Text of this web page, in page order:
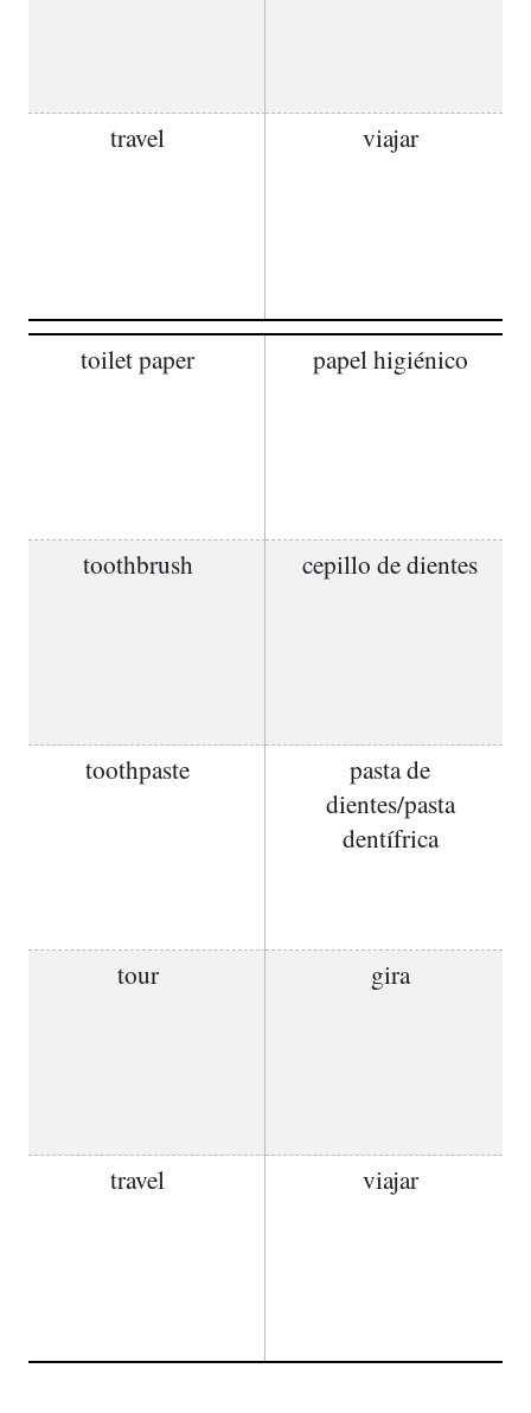
travel viajar
toilet paper papel higiénico
toothbrush cepillo de dientes
toothpaste
pasta de
dientes/pasta
dentífrica
tour gira
travel viajar